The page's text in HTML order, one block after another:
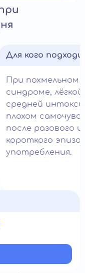
Для кого
При похмельном
синдроме, лёгкой
средней
плохом
после разового
короткого
употребления.